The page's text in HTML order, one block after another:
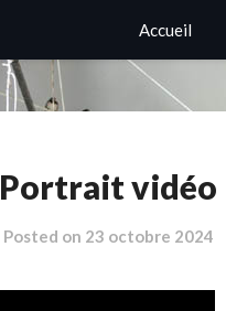
Accueil
Portrait vidéo
Posted on 23 octobre 2024